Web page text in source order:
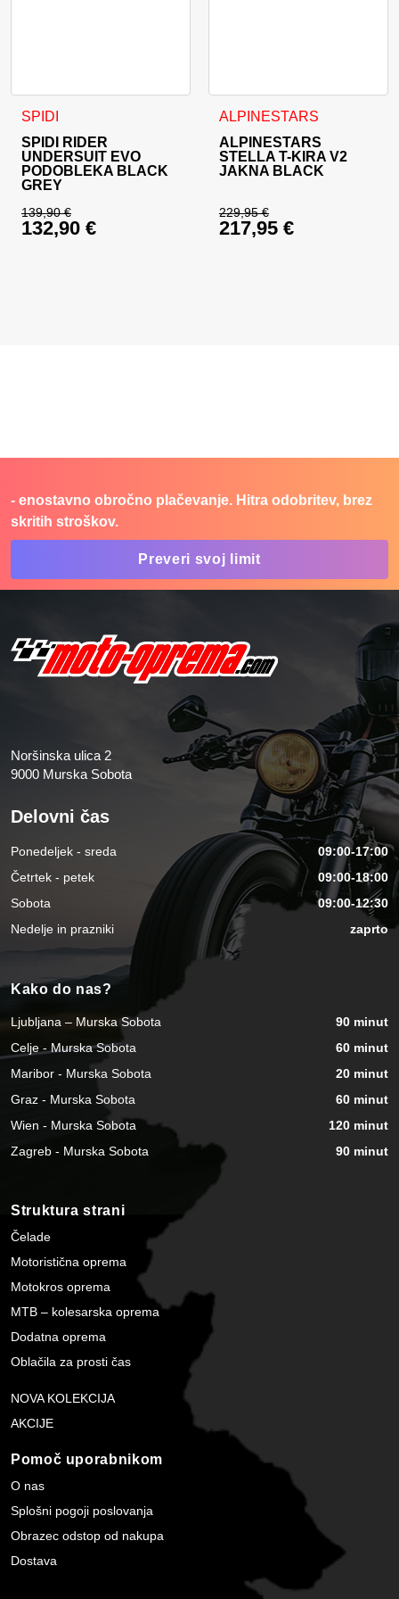
SPIDI
SPIDI RIDER
UNDERSUIT EVO
PODOBLEKA BLACK
GREY
139,90€
Izvirna cena je bila: 139,90 €.
132,90 €
Ta izdelek ima več različic. Možnosti lahko izberete na
ALPINESTARS
ALPINESTARS
STELLA T-KIRA V2
JAKNA BLACK
229,95€
Izvirna cena je bila:
217,95 €
Ta izdelek ima več različic.
- enostavno obročno plačevanje. Hitra odobritev, brez
skritih stroškov.
Preveri svoj limit
Noršinska ulica 2
9000 Murska Sobota
Delovni čas
Ponedeljek - sreda
09:00-17:00
Četrtek - petek
09:00-18:00
Sobota
09:00-12:30
Nedelje in prazniki
zaprto
Kako do nas?
Ljubljana – Murska Sobota
90 minut
Celje - Murska Sobota
60 minut
Maribor - Murska Sobota
20 minut
Graz - Murska Sobota
60 minut
Wien - Murska Sobota
120 minut
Zagreb - Murska Sobota
90 minut
Struktura strani
Čelade
Motoristična oprema
Motokros oprema
MTB – kolesarska oprema
Dodatna oprema
Oblačila za prosti čas
NOVA KOLEKCIJA
AKCIJE
Pomoč uporabnikom
O nas
Splošni pogoji poslovanja
Obrazec odstop od nakupa
Dostava